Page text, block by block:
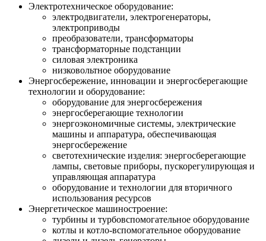
Электротехническое оборудование:
электродвигатели, электрогенераторы,
электроприводы
преобразователи, трансформаторы
трансформаторные подстанции
силовая электроника
низковольтное оборудование
Энергосбережение, инновации и энергосберегающие
технологии и оборудование:
оборудование для энергосбережения
энергосберегающие технологии
энергоэкономичные системы, электрические
машины и аппаратура, обеспечивающая
энергосбережение
светотехнические изделия: энергосберегающие
лампы, световые приборы, пускорегулирующая и
управляющая аппаратура
оборудование и технологии для вторичного
использования ресурсов
Энергетическое машиностроение:
турбины и турбовспомогательное оборудование
котлы и котло-вспомогательное оборудование